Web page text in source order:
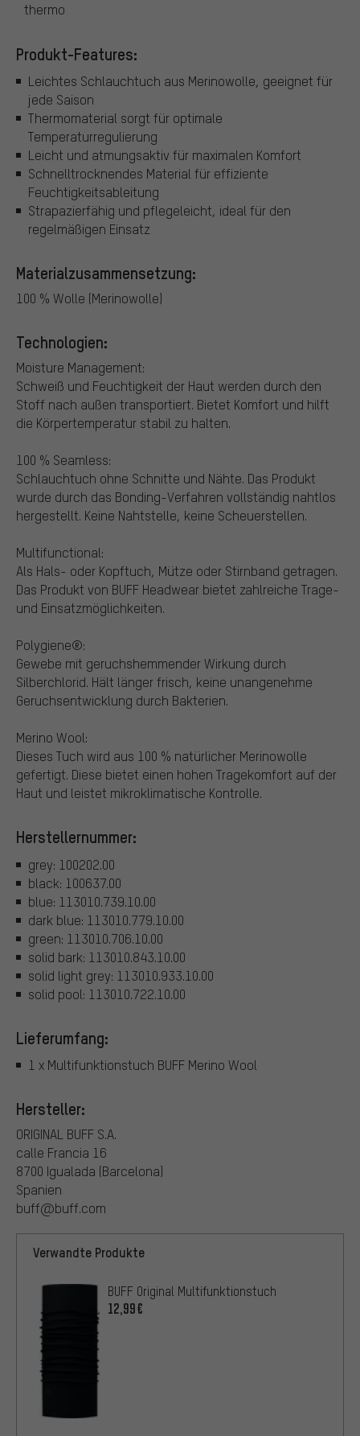
thermo
Produkt-Features:
Leichtes Schlauchtuch aus Merinowolle, geeignet für
jede Saison
Thermomaterial sorgt für optimale
Temperaturregulierung
Leicht und atmungsaktiv für maximalen Komfort
Schnelltrocknendes Material für effiziente
Feuchtigkeitsableitung
Strapazierfähig und pflegeleicht, ideal für den
regelmäßigen Einsatz
Materialzusammensetzung:
100 % Wolle (Merinowolle)
Technologien:
Moisture Management:
Schweiß und Feuchtigkeit der Haut werden durch den
Stoff nach außen transportiert. Bietet Komfort und hilft
die Körpertemperatur stabil zu halten.
100 % Seamless:
Schlauchtuch ohne Schnitte und Nähte. Das Produkt
wurde durch das Bonding-Verfahren vollständig nahtlos
hergestellt. Keine Nahtstelle, keine Scheuerstellen.
Multifunctional:
Als Hals- oder Kopftuch, Mütze oder Stirnband getragen.
Das Produkt von BUFF Headwear bietet zahlreiche Trage-
und Einsatzmöglichkeiten.
Polygiene®:
Gewebe mit geruchshemmender Wirkung durch
Silberchlorid. Hält länger frisch, keine unangenehme
Geruchsentwicklung durch Bakterien.
Merino Wool:
Dieses Tuch wird aus 100 % natürlicher Merinowolle
gefertigt. Diese bietet einen hohen Tragekomfort auf der
Haut und leistet mikroklimatische Kontrolle.
Herstellernummer:
grey: 100202.00
black: 100637.00
blue: 113010.739.10.00
dark blue: 113010.779.10.00
green: 113010.706.10.00
solid bark: 113010.843.10.00
solid light grey: 113010.933.10.00
solid pool: 113010.722.10.00
Lieferumfang:
1 x Multifunktionstuch BUFF Merino Wool
Hersteller:
ORIGINAL BUFF S.A.
calle Francia 16
8700 Igualada (Barcelona)
Spanien
buff@buff.com
Verwandte Produkte
BUFF Original Multifunktionstuch
12,99€